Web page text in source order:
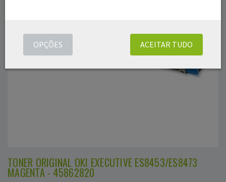
TONER ORIGINAL OKI EXECUTIVE ES8453/ES8473
MAGENTA - 45862820
ACEITAR TUDO
OPÇÕES